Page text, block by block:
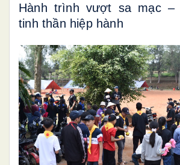
Hành trình vượt sa mạc –
tinh thần hiệp hành